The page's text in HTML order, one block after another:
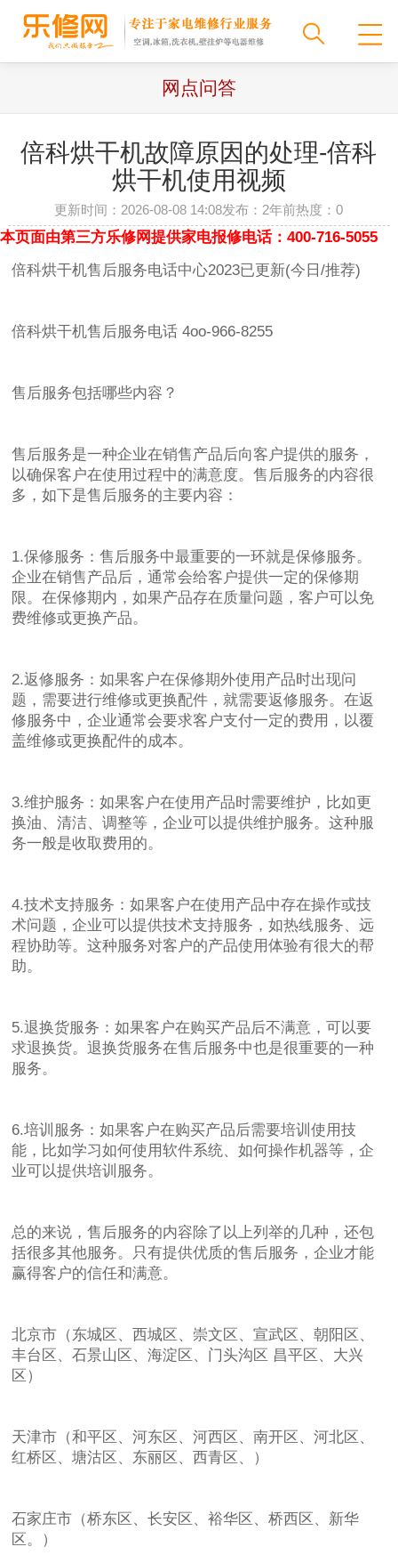
网点问答
倍科烘干机故障原因的处理-倍科
烘干机使用视频
更新时间：2026-08-08 14:08发布：2年前热度：0
本页面由第三方乐修网提供家电报修电话：400-716-5055
倍科烘干机售后服务电话中心2023已更新(今日/推荐)
倍科烘干机售后服务电话 4oo-966-8255
售后服务包括哪些内容？
售后服务是一种企业在销售产品后向客户提供的服务，
以确保客户在使用过程中的满意度。售后服务的内容很
多，如下是售后服务的主要内容：
1.保修服务：售后服务中最重要的一环就是保修服务。
企业在销售产品后，通常会给客户提供一定的保修期
限。在保修期内，如果产品存在质量问题，客户可以免
费维修或更换产品。
2.返修服务：如果客户在保修期外使用产品时出现问
题，需要进行维修或更换配件，就需要返修服务。在返
修服务中，企业通常会要求客户支付一定的费用，以覆
盖维修或更换配件的成本。
3.维护服务：如果客户在使用产品时需要维护，比如更
换油、清洁、调整等，企业可以提供维护服务。这种服
务一般是收取费用的。
4.技术支持服务：如果客户在使用产品中存在操作或技
术问题，企业可以提供技术支持服务，如热线服务、远
程协助等。这种服务对客户的产品使用体验有很大的帮
助。
5.退换货服务：如果客户在购买产品后不满意，可以要
求退换货。退换货服务在售后服务中也是很重要的一种
服务。
6.培训服务：如果客户在购买产品后需要培训使用技
能，比如学习如何使用软件系统、如何操作机器等，企
业可以提供培训服务。
总的来说，售后服务的内容除了以上列举的几种，还包
括很多其他服务。只有提供优质的售后服务，企业才能
赢得客户的信任和满意。
北京市（东城区、西城区、崇文区、宣武区、朝阳区、
丰台区、石景山区、海淀区、门头沟区 昌平区、大兴
区）
天津市（和平区、河东区、河西区、南开区、河北区、
红桥区、塘沽区、东丽区、西青区、）
石家庄市（桥东区、长安区、裕华区、桥西区、新华
区。）